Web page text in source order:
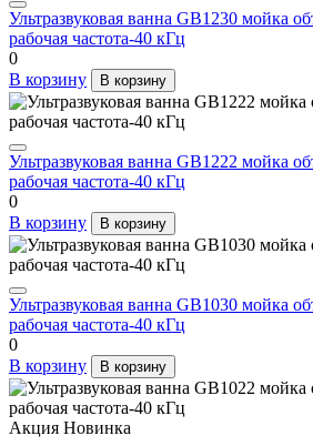
Ультразвуковая ванна GB1230 мойка
рабочая частота-40 кГц
0
В корзину
В корзину
Ультразвуковая ванна GB1222 мойка
рабочая частота-40 кГц
0
В корзину
В корзину
Ультразвуковая ванна GB1030 мойка
рабочая частота-40 кГц
0
В корзину
В корзину
Акция Новинка